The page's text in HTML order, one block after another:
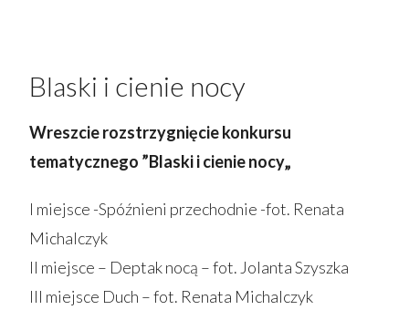
Blaski i cienie nocy
Wreszcie rozstrzygnięcie konkursu
tematycznego ”Blaski i cienie nocy„
I miejsce -Spóźnieni przechodnie -fot. Renata
Michalczyk
II miejsce – Deptak nocą – fot. Jolanta Szyszka
III miejsce Duch – fot. Renata Michalczyk